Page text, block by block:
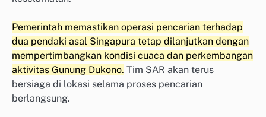
Pemerintah memastikan operasi pencarian terhadap
dua pendaki asal Singapura tetap dilanjutkan dengan
mempertimbangkan kondisi cuaca dan perkembangan
aktivitas Gunung Dukono. Tim SAR akan terus
bersiaga di lokasi selama proses pencarian
berlangsung.